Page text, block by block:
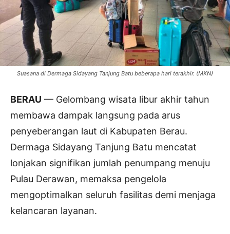
Suasana di Dermaga Sidayang Tanjung Batu beberapa hari terakhir. (MKN)
BERAU — Gelombang wisata libur akhir tahun
membawa dampak langsung pada arus
penyeberangan laut di Kabupaten Berau.
Dermaga Sidayang Tanjung Batu mencatat
lonjakan signifikan jumlah penumpang menuju
Pulau Derawan, memaksa pengelola
mengoptimalkan seluruh fasilitas demi menjaga
kelancaran layanan.